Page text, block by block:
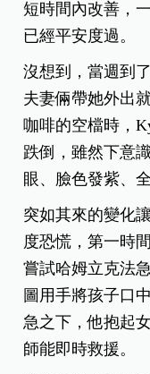
短時間內改善，
已經平安度過。
沒想到，當週到
夫妻倆帶她外出
咖啡的空檔時，
跌倒，雖然下意
眼、臉色發紫、
突如其來的變化
度恐慌，第一時
嘗試哈姆立克法
圖用手將孩子口
急之下，他抱起
師能即時救援。